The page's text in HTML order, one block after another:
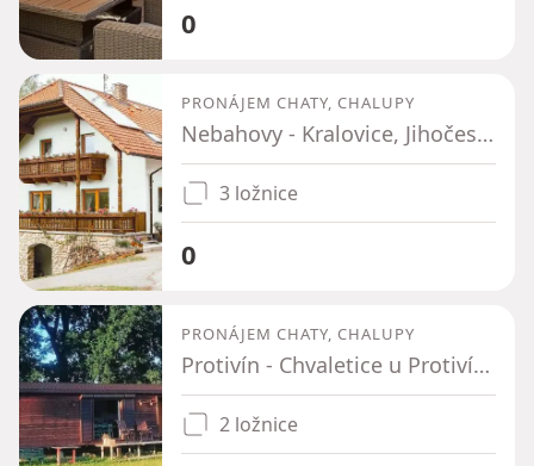
0
PRONÁJEM CHATY, CHALUPY
Nebahovy - Kralovice, Jihočeský kraj
3 ložnice
0
PRONÁJEM CHATY, CHALUPY
Protivín - Chvaletice u Protivína, Jihočeský kraj
2 ložnice